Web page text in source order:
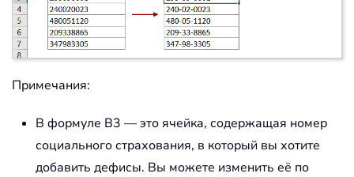
Примечания:
В формуле B3 — это ячейка, содержащая номер
социального страхования, в который вы хотите
добавить дефисы. Вы можете изменить её по